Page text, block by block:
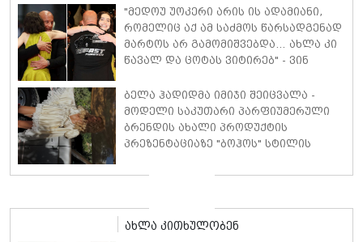
"მედოუ უოკერი არის ის ადამიანი,
რომელიც აქ ამ საძმოს წარსადგენად
მარტოს არ გამომიშვებდა… ახლა კი
წავალ და ცოტას ვიტირებ" - ვინ
პოლ უოკერის ქალიშვილს ემოციური
სიტყვებით მიმართავს
ბელა ჰადიდმა იმიჯი შეიცვალა -
მოდელი საკუთარი პარფიუმერული
ბრენდის ახალი პროდუქტის
პრეზენტაციაზე "ბოჰოს" სტილის
მინიკაბით გამოჩნდა
ახლა კითხულობენ